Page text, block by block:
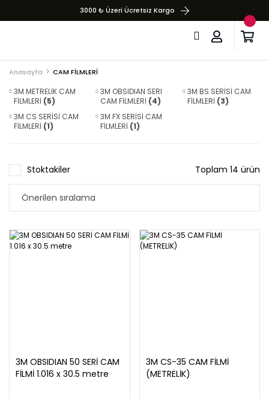
3000 ₺ Üzeri Ücretsiz Kargo
Anasayfa CAM FİLMLERİ
3M METRELİK CAM
FİLMLERİ (5)
3M OBSIDIAN SERI
CAM FİLMLERİ (4)
3M BS SERİSİ CAM
FİLMLERİ (3)
3M CS SERİSİ CAM
FİLMLERİ (1)
3M FX SERİSİ CAM
FİLMLERİ (1)
Stoktakiler Toplam 14 ürün
3M OBSIDIAN 50 SERİ CAM
FİLMİ 1.016 x 30.5 metre
3M CS-35 CAM FİLMİ
(METRELİK)